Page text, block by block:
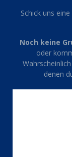
Schick uns
Noch keine
oder
denen